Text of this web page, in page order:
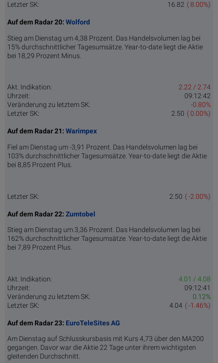
Letzter SK: ( 8.00%)
16.82
Auf dem Radar 20: Wolford
Stieg am Dienstag um 4,38 Prozent. Das Handelsvolumen lag bei
15% durchschnittlicher Tagesumsätze. Year-to-date liegt die Aktie
bei 18,29 Prozent Minus.
Akt. Indikation:
2.22 / 2.74
Uhrzeit:
09:12:42
Veränderung zu letztem SK:
-0.80%
Letzter SK:
( 0.00%)
2.50
Auf dem Radar 21: Warimpex
Fiel am Dienstag um -3,91 Prozent. Das Handelsvolumen lag bei
103% durchschnittlicher Tagesumsätze. Year-to-date liegt die Aktie
bei 8,85 Prozent Plus.
Letzter SK: ( -2.00%)
2.50
Auf dem Radar 22: Zumtobel
Stieg am Dienstag um 3,36 Prozent. Das Handelsvolumen lag bei
162% durchschnittlicher Tagesumsätze. Year-to-date liegt die Aktie
bei 7,89 Prozent Plus.
Akt. Indikation:
4.01 / 4.08
Uhrzeit:
09:12:41
Veränderung zu letztem SK:
0.12%
Letzter SK:
( -1.46%)
4.04
Auf dem Radar 23: EuroTeleSites AG
Am Dienstag auf Schlusskursbasis mit Kurs 4,73 über den MA200
gegangen. Davor war die Aktie 22 Tage unter ihrem wichtigsten
gleitenden Durchschnitt.